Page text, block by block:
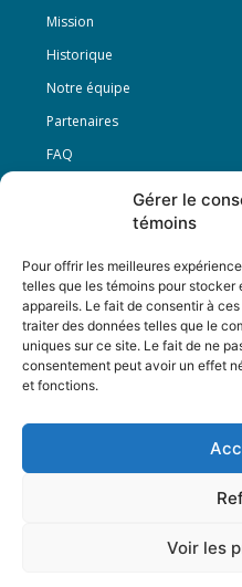
Gérer le
témoins
Pour offrir les meilleures
telles que les témoins pour
appareils. Le fait de consentir à
traiter des données telles que le
uniques sur ce site. Le fait de ne
consentement peut avoir un effet
et fonctions.
Voir les
Mission
Historique
Notre équipe
Partenaires
FAQ
Conditions générales
Nous Suivre
Contactez-nous :
12-3894 rue Sainte-Catherine Est,